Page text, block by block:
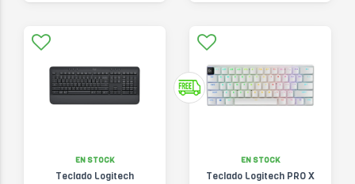
EN STOCK
Teclado Logitech
EN STOCK
Teclado Logitech PRO X